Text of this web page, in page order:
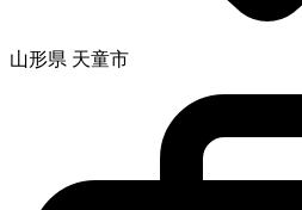
山形県 天童市